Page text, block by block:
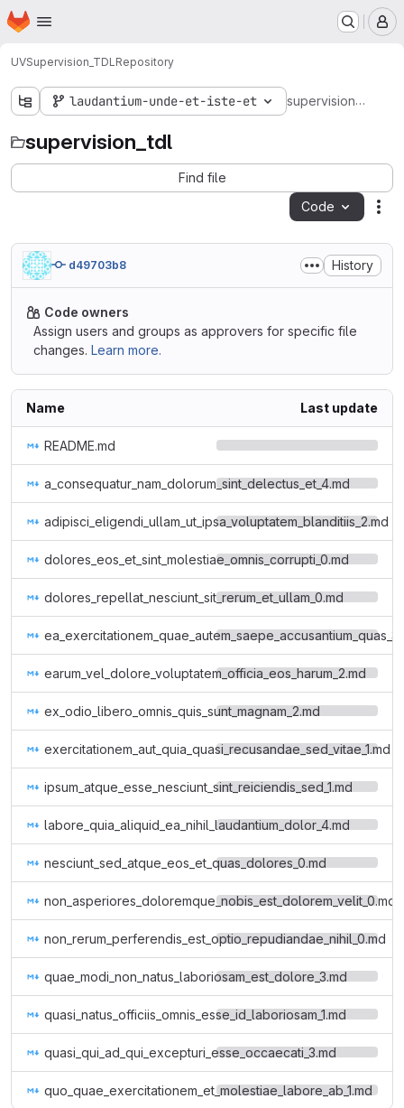
Skip to main content
Homepage
UVSupervision_TDL Repository
laudantium-unde-et-iste-et supervision_tdl
supervision_tdl
Find file
Code
d49703b8 History
Code owners
Assign users and groups as approvers for specific file
changes. Learn more.
Name Last update
README.md
a_consequatur_nam_dolorum_sint_delectus_et_4.md
adipisci_eligendi_ullam_ut_ipsa_voluptatem_blanditiis_2.md
dolores_eos_et_sint_molestiae_omnis_corrupti_0.md
dolores_repellat_nesciunt_sit_rerum_et_ullam_0.md
earum_vel_dolore_voluptatem_officia_eos_harum_2.md
ex_odio_libero_omnis_quis_sunt_magnam_2.md
exercitationem_aut_quia_quasi_recusandae_sed_vitae_1.md
ipsum_atque_esse_nesciunt_sint_reiciendis_sed_1.md
labore_quia_aliquid_ea_nihil_laudantium_dolor_4.md
nesciunt_sed_atque_eos_et_quas_dolores_0.md
non_asperiores_doloremque_nobis_est_dolorem_velit_0.md
non_rerum_perferendis_est_optio_repudiandae_nihil_0.md
quae_modi_non_natus_laboriosam_est_dolore_3.md
quasi_natus_officiis_omnis_esse_id_laboriosam_1.md
quasi_qui_ad_qui_excepturi_esse_occaecati_3.md
quo_quae_exercitationem_et_molestiae_labore_ab_1.md